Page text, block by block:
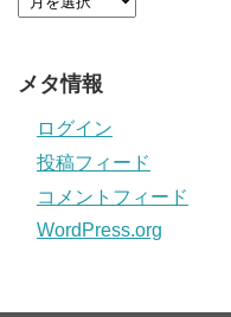
メタ情報
ログイン
投稿フィード
コメントフィード
WordPress.org